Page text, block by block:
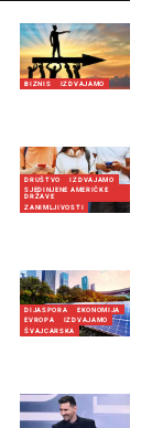
BIZNIS IZDVAJAMO
DRUŠTVO
IZDVAJAMO
SJEDINJENE AMERIČKE
DRŽAVE
ZANIMLJIVOSTI
DIJASPORA
EKONOMIJA
EVROPA
IZDVAJAMO
ŠVAJCARSKA